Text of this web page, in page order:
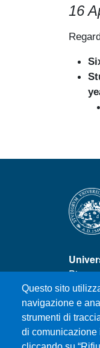
16
Questo sito
navigazione e
strumenti di
di comunicazione
Cod.
P.IVA
MENÙ